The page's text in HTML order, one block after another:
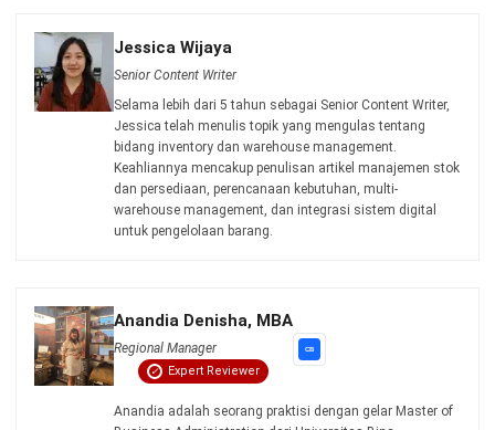
Contoh Stock Opname Cafe dan Bisnis
Kuliner serta Templatenya
Jessica Wijaya - 30/07/2026
INVENTORY
Contoh Berita Acara Stock Opname